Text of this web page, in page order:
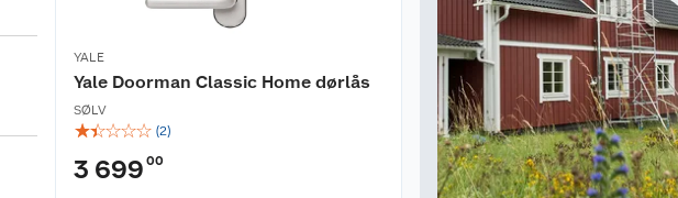
YALE
Yale Doorman Classic Home dørlås
SØLV
☆☆☆☆☆ (2)
3 699 00